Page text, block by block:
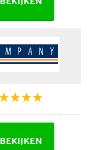
BEKIJKEN